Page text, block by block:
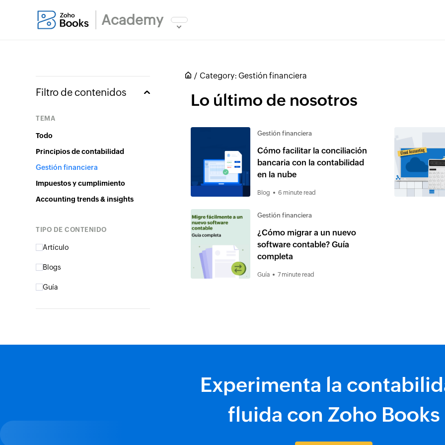
Academy
Filtro de contenidos
Tema
Todo
Principios de contabilidad
Gestión financiera
Impuestos y cumplimiento
Accounting trends & insights
Tipo de contenido
Artículo
Blogs
Guía
Category: Gestión financiera
Lo último de nosotros
Gestión financiera
Cómo facilitar la conciliación
bancaria con la contabilidad
en la nube
Blog 6 minute read
Gestión financiera
¿Cómo migrar a un nuevo
software contable? Guía
completa
Guía 7 minute read
Experimenta la
fluida con Zoho Books